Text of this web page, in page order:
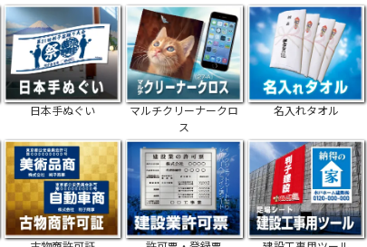
日本手ぬぐい
マルチクリーナークロ
ス
名入れタオル